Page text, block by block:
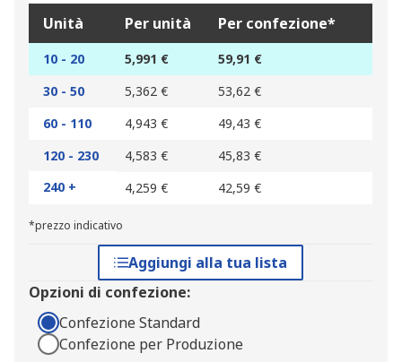
Unità Per unità Per confezione*
10 - 20 5,991 €
59,91 €
30 - 50
5,362 €
53,62 €
60 - 110
4,943 €
49,43 €
120 - 230
4,583 €
45,83 €
240 +
4,259 € 42,59 €
*prezzo indicativo
Aggiungi alla tua lista
Opzioni di confezione:
Confezione Standard
Confezione per Produzione